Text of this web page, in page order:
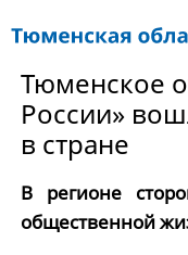
Тюменское
России»
в стране
В регионе
общественной